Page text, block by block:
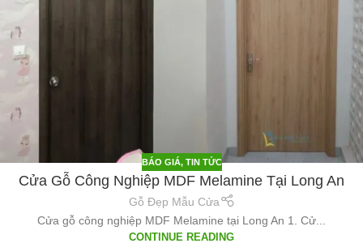
BÁO GIÁ, TIN TỨC
Cửa Gỗ Công Nghiệp MDF Melamine Tại Long An
Gỗ Đẹp Mẫu Cửa
Cửa gỗ công nghiệp MDF Melamine tại Long An 1. Cử...
CONTINUE READING